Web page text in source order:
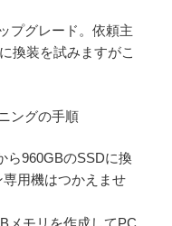
プグレード。依頼主
換装を試みますがこ
ングの手順
ら960GBのSSDに換
用機はつかえませ